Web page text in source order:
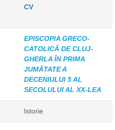
CV
EPISCOPIA GRECO-
CATOLICĂ DE CLUJ-
GHERLA ÎN PRIMA
JUMĂTATE A
DECENIULUI 5 AL
SECOLULUI AL XX-LEA
Istorie